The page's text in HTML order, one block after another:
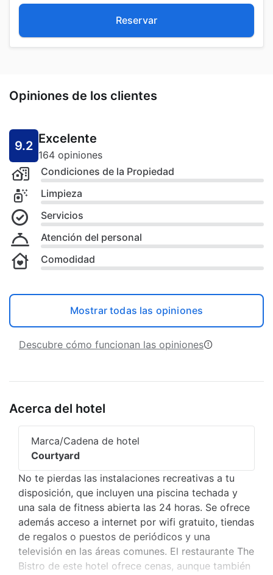
Reservar
Opiniones de los clientes
9.2 Excelente
164 opiniones
Condiciones de la Propiedad
Limpieza
Servicios
Atención del personal
Comodidad
Mostrar todas las opiniones
Descubre cómo funcionan las opiniones
Acerca del hotel
Marca/Cadena de hotel
Courtyard
No te pierdas las instalaciones recreativas a tu
disposición, que incluyen una piscina techada y
una sala de fitness abierta las 24 horas. Se ofrece
además acceso a internet por wifi gratuito, tiendas
de regalos o puestos de periódicos y una
televisión en las áreas comunes. El restaurante The
Bistro de este hotel ofrece cenas, aunque también